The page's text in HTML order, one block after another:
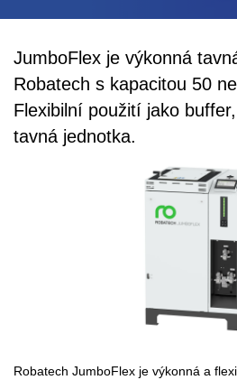
JumboFlex je výkonná
Robatech s kapacitou 50
Flexibilní použití jako
tavná jednotka.
Robatech JumboFlex je výkonná a